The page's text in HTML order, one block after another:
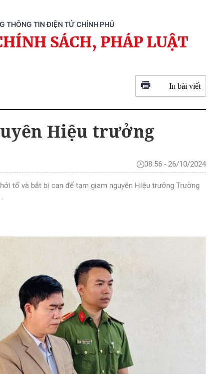
THÔNG TIN ĐIỆN TỬ CHÍNH PHỦ
SÁCH, PHÁP LUẬT
In bài viết
Hiệu trưởng
08:56 - 26/10/2024
tố và bắt bị can để tạm giam nguyên Hiệu trưởng Trường